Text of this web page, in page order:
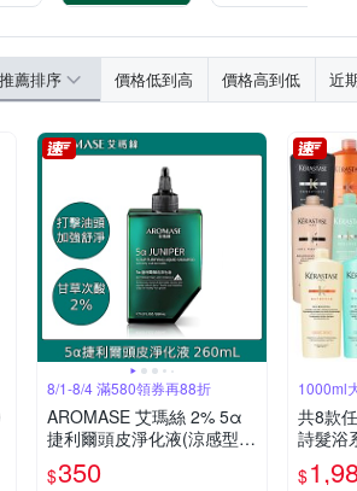
推薦排序 價格低到高 價格高到低 近
8/1-8/4 滿580領券再88折
AROMASE 艾瑪絲 2% 5α
捷利爾頭皮淨化液(涼感型)
260mL
$350
1000ml
共8款
詩髮浴
多款任
$